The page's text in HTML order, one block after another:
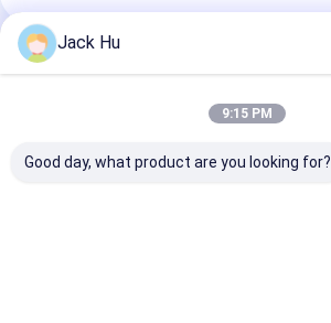
Autobús del pasajero del aeropuerto
Nuestras Categorías
Jack Hu
9:15 PM
Good day, what product are you looking for?